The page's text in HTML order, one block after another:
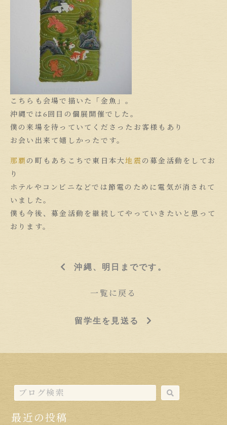
こちらも会場で描いた「金魚」。
沖縄では6回目の個展開催でした。
僕の来場を待っていてくださったお客様もあり
お会い出来て嬉しかったです。
那覇 の町もあちこちで東日本大地震 の募金活動をしてお
り
ホテルやコンビニなどでは節電のために電気が消されて
いました。
僕も今後、募金活動を継続してやっていきたいと思って
おります。
沖縄、明日までです。
一覧に戻る
留学生を見送る
最近の投稿